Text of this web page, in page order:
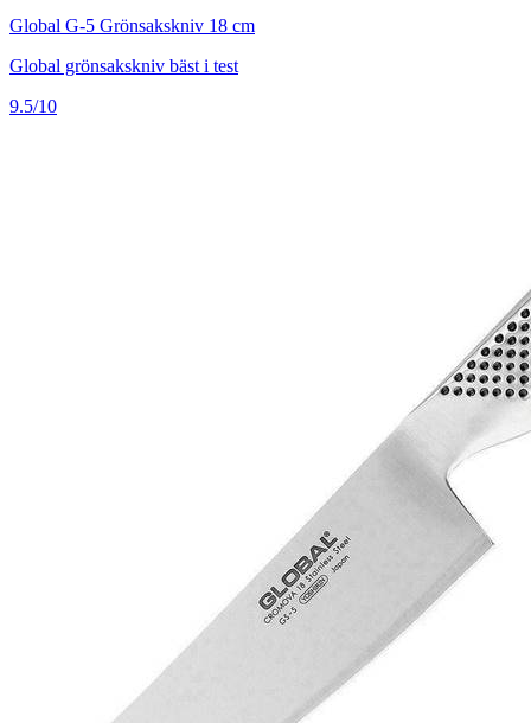
Global G-5 Grönsakskniv 18 cm
Global grönsakskniv bäst i test
9.5/10